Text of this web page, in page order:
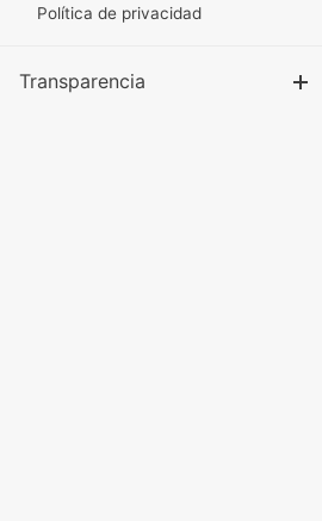
Política de privacidad
Transparencia